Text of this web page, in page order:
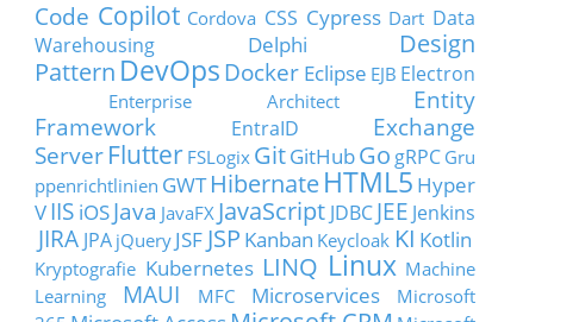
Code Copilot Cordova CSS Cypress Dart Data
Warehousing
Delphi
Design
Pattern DevOps Docker Eclipse EJB Electron
Enterprise Architect
Entity
Framework
EntraID
Exchange
Server Flutter FSLogix GitGitHubGo gRPC Gru
ppenrichtlinien GWT HibernateHTML5 Hyper
VIIS iOSJava JavaFX JavaScript JDBC JEE Jenkins
JIRA JPA jQuery JSF JSP Kanban Keycloak KI Kotlin
Kryptografie Kubernetes LINQ Linux Machine
Learning
MAUI MFC Microservices
Microsoft